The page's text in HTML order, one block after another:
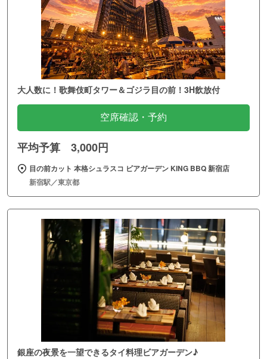
大人数に！歌舞伎町タワー＆ゴジラ目の前！3H飲放付
空席確認・予約
平均予算 3,000円
目の前カット 本格シュラスコ ビアガーデン KING BBQ 新宿店
新宿駅／東京都
銀座の夜景を一望できるタイ料理ビアガーデン♪